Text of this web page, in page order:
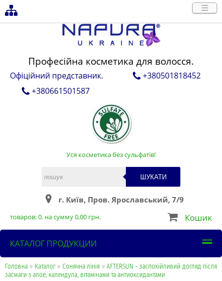
Професійна косметика для волосся.
Офіційний представник.
+380501818452
+380661501587
Уся косметика без сульфатів!
ШУКАТИ
г. Київ, Пров. Ярославський, 7/9
товаров:0. на сумму0,00 грн. Кошик
КАТАЛОГ ПРОДУКЦИИ
Головна » Каталог» Сонячна лінія »AFTERSUN - заспокійливий догляд після
засмаги з алое, календула, вітамінами та антиоксидантами